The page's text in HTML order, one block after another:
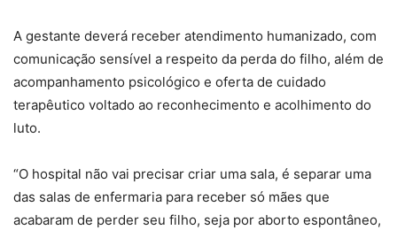
A gestante deverá receber atendimento humanizado, com
comunicação sensível a respeito da perda do filho, além de
acompanhamento psicológico e oferta de cuidado
terapêutico voltado ao reconhecimento e acolhimento do
luto.
“O hospital não vai precisar criar uma sala, é separar uma
das salas de enfermaria para receber só mães que
acabaram de perder seu filho, seja por aborto espontâneo,